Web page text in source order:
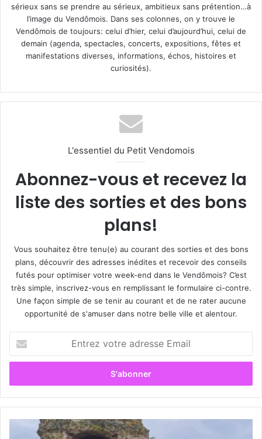
sérieux sans se prendre au sérieux, ambitieux sans prétention…à
l’image du Vendômois. Dans ses colonnes, on y trouve le
Vendômois de toujours: celui d’hier, celui d’aujourd’hui, celui de
demain (agenda, spectacles, concerts, expositions, fêtes et
manifestations diverses, informations, échos, histoires et
curiosités).
L'essentiel du Petit Vendomois
Abonnez-vous et recevez la
liste des sorties et des bons
plans!
Vous souhaitez être tenu(e) au courant des sorties et des bons
plans, découvrir des adresses inédites et recevoir des conseils
futés pour optimiser votre week-end dans le Vendômois? C’est
très simple, inscrivez-vous en remplissant le formulaire ci-contre.
Une façon simple de se tenir au courant et de ne rater aucune
opportunité de s'amuser dans notre belle ville et alentour.
t
e
z